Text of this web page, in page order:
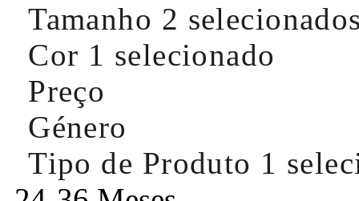
Tamanho 2
Cor 1 selecionado
Preço
Género
Tipo de Produto 1